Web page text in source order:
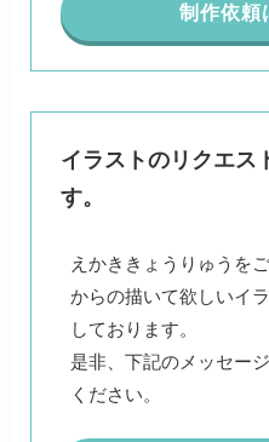
制作依頼
イラストのリクエス
す。
えかききょうりゅうを
からの描いて欲しいイ
しております。
是非、下記のメッセー
ください。